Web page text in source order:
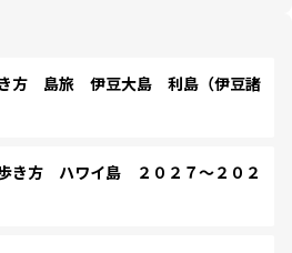
方 島旅 伊豆大島 利島（伊豆諸
き方 ハワイ島 ２０２７～２０２